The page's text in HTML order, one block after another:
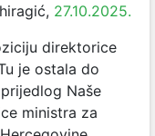
27.10.2025.
direktorice
je ostala do
Naše
ministra za